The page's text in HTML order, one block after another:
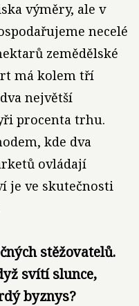
výměry, ale v
necelé
zemědělské
má kolem tří
největší
procenta trhu.
kde dva
ovládají
je ve skutečnosti
stěžovatelů.
svítí slunce,
byznys?